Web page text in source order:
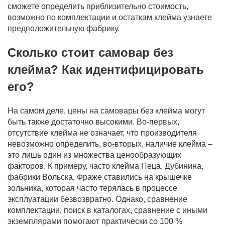
сможете определить приблизительно стоимость,
возможно по комплектации и остаткам клейма узнаете
предположительную фабрику.
Сколько стоит самовар без
клейма? Как идентифицировать
его?
На самом деле, цены на самовары без клейма могут
быть также достаточно высокими. Во-первых,
отсутствие клейма не означает, что производителя
невозможно определить, во-вторых, наличие клейма –
это лишь один из множества ценообразующих
факторов. К примеру, часто клейма Пеца, Дубинина,
фабрики Вольска, Фраже ставились на крышечке
зольника, которая часто терялась в процессе
эксплуатации безвозвратно. Однако, сравнение
комплектации, поиск в каталогах, сравнение с иными
экземплярами помогают практически со 100 %